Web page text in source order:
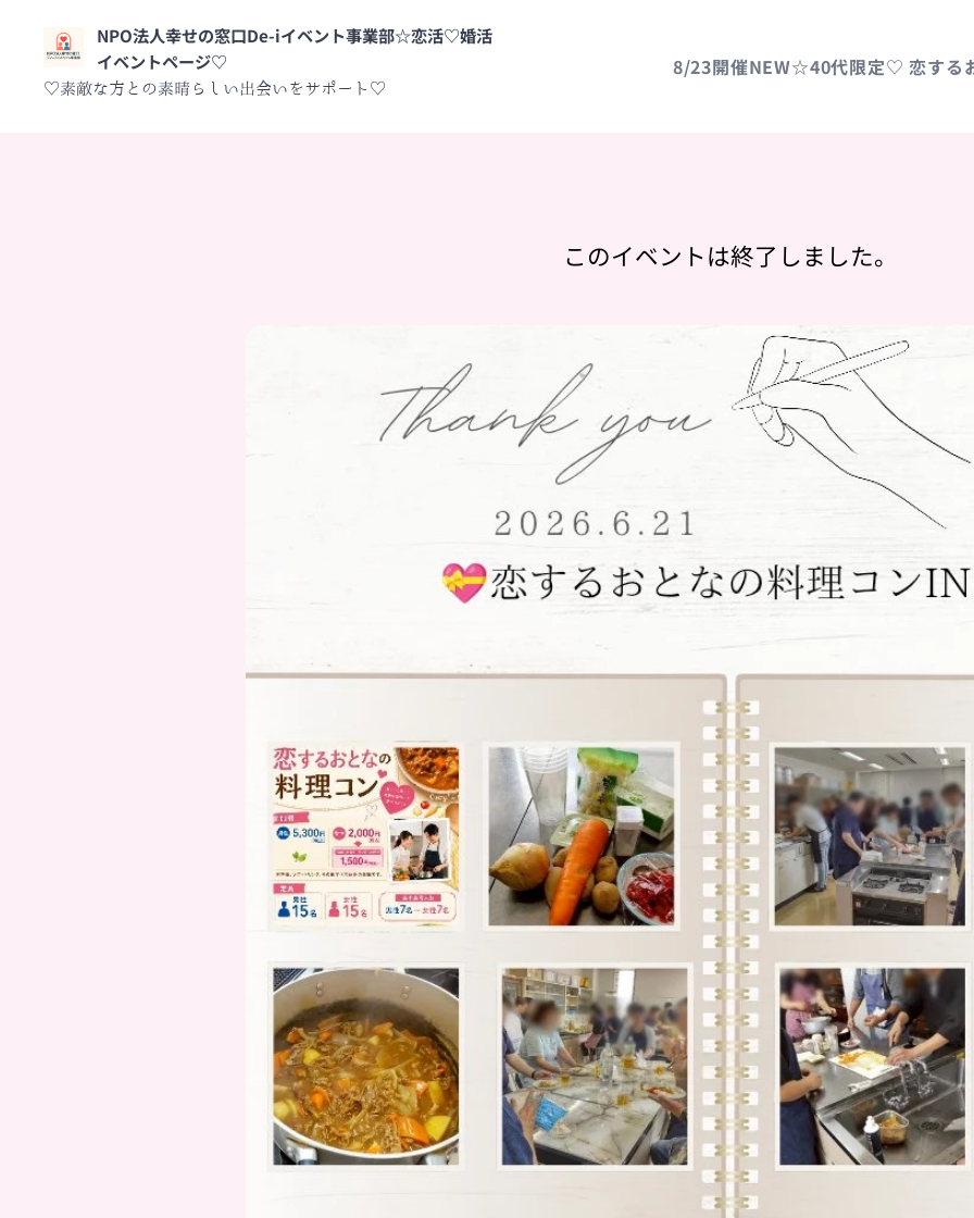
NPO法人幸せの窓口De-iイベント事業部☆恋活♡婚活
イベントページ♡
♡素敵な方との素晴らしい出会いをサポート♡
8/23開催NEW☆40代限定♡ 恋する
このイベントは終了しました。